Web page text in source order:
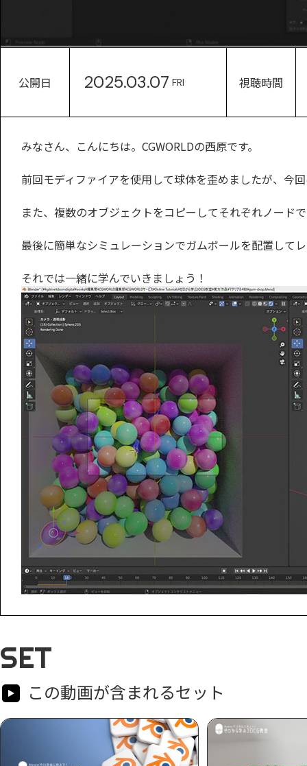
公開日 2025.03.07 FRI 視聴時間
みなさん、こんにちは。CGWORLDの西原です。
前回モディファイアを使用して球体を歪めましたが、今
また、複数のオブジェクトをコピーしてそれぞれノード
最後に簡単なシミュレーションでガムボールを配置して
それでは一緒に学んでいきましょう！
SET
この動画が含まれるセット